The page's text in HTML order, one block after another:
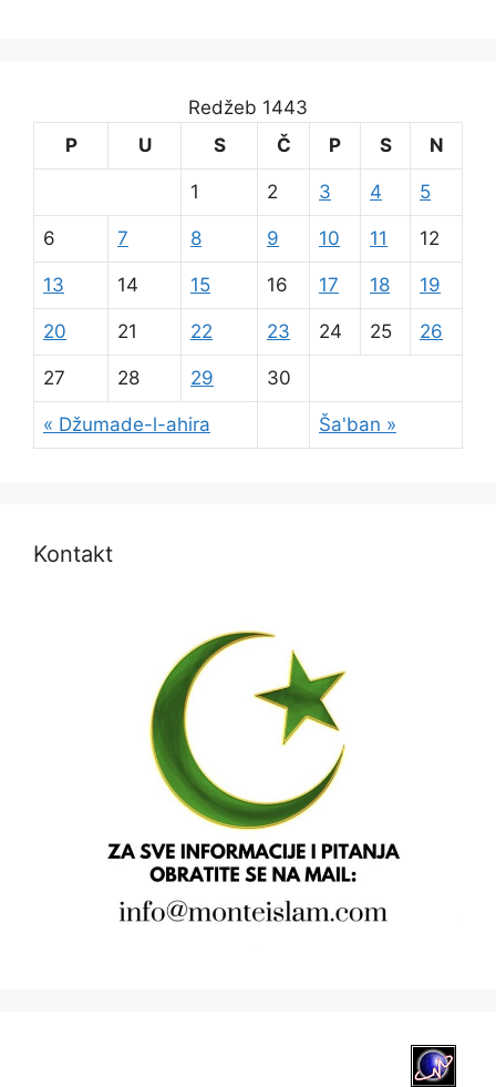
Redžeb 1443
P
U S Č P S N
« Džumade-l-ahira Ša'ban »
1 2 3 4 5
6 7 8 9 10 11 12
13 14 15 16 17 18 19
20 21 22 23 24 25 26
27 28 29 30
Kontakt